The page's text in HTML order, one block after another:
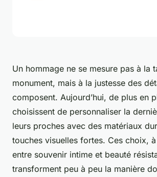
Un hommage ne se mesure pas à la
monument, mais à la justesse des
composent. Aujourd’hui, de plus en
choisissent de personnaliser la
leurs proches avec des matériaux
touches visuelles fortes. Ces choix,
entre souvenir intime et beauté
transforment peu à peu la manière